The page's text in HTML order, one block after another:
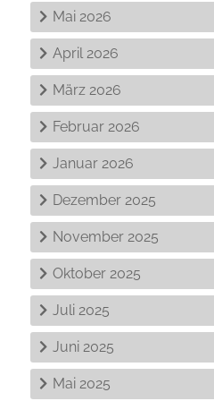
Mai 2026
April 2026
März 2026
Februar 2026
Januar 2026
Dezember 2025
November 2025
Oktober 2025
Juli 2025
Juni 2025
Mai 2025